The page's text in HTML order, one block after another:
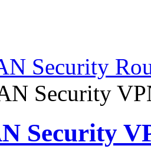
Security
Security
Security